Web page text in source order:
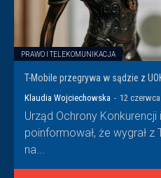
PRAWO I TELEKOMUNIKACJA
T-Mobile przegrywa w sądzie z
Klaudia Wojciechowska - 12
Urząd Ochrony
poinformował, że wygrał z
na...